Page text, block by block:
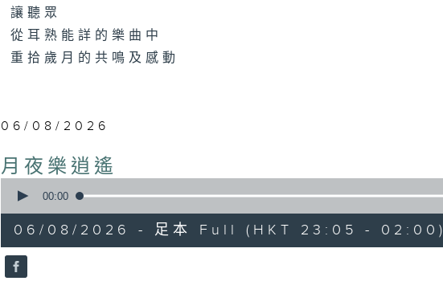
讓聽眾
從耳熟能詳的樂曲中
重拾歲月的共鳴及感動
06/08/2026
月夜樂逍遙
seconds
hours,
44
minutes,
59
00:00
06/08/2026 - 足本 Full (HKT 23:05 - 02:00)